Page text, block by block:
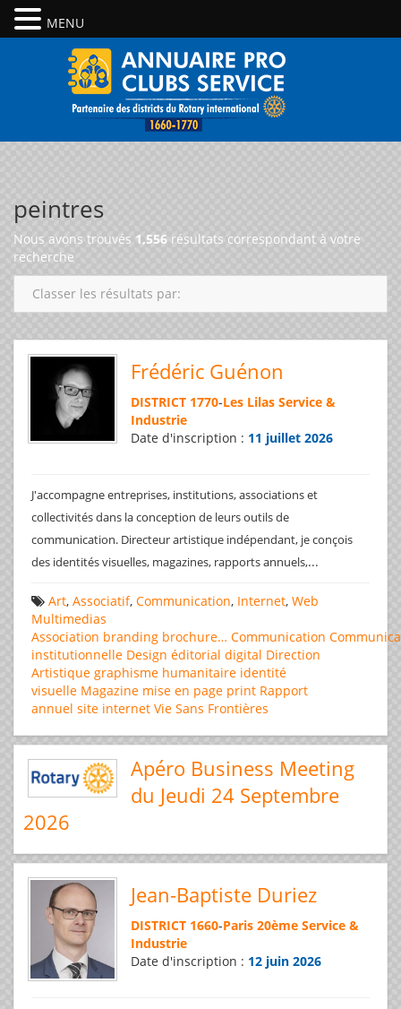
peintres
Nous avons trouvés 1,556 résultats correspondant à votre
recherche
Classer les résultats par:
Frédéric Guénon
DISTRICT 1770-Les Lilas Service &
Industrie
Date d'inscription : 11 juillet 2026
J'accompagne entreprises, institutions, associations et
collectivités dans la conception de leurs outils de
communication. Directeur artistique indépendant, je conçois
des identités visuelles, magazines, rapports annuels,...
Art, Associatif, Communication, Internet, Web
Multimedias
Association branding brochure… Communication
institutionnelle Design éditorial digital Direction
Artistique graphisme humanitaire identité
visuelle Magazine mise en page print Rapport
annuel site internet Vie Sans Frontières
Apéro Business Meeting
du Jeudi 24 Septembre
2026
Jean-Baptiste Duriez
DISTRICT 1660-Paris 20ème Service &
Industrie
Date d'inscription : 12 juin 2026
MENU